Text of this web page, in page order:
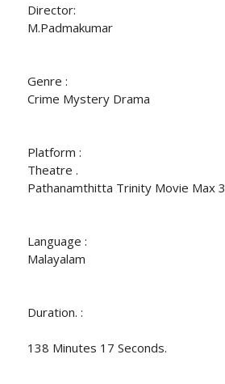
Director:
M.Padmakumar
Genre :
Crime Mystery Drama
Platform :
Theatre .
Pathanamthitta Trinity Movie Max 3
Language :
Malayalam
Duration. :
138 Minutes 17 Seconds.